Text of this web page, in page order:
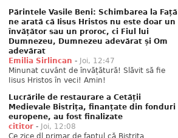
Părintele Vasile Beni: Schimbarea la Față
ne arată că Iisus Hristos nu este doar un
învățător sau un proroc, ci Fiul lui
Dumnezeu, Dumnezeu adevărat și Om
adevărat
Emilia Sirlincan - Joi, 12:47
Minunat cuvânt de învățătură! Slăvit să fie
Iisus Hristos în veci! Amin!
Lucrările de restaurare a Cetății
Medievale Bistrița, finanțate din fonduri
europene, au fost finalizate
cititor - Joi, 12:08
Ce zice dl primar de faptul că Bistrița